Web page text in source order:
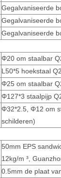
Gegalvaniseerde
Gegalvaniseerde
Gegalvaniseerde
Φ20 om staalbar
L50*5 hoekstaal
Φ25 om staalbar
Φ127*3 staalpijp
Φ32*2.5, Φ12 om
schilderen)
50mm EPS
12kg/m ³,
0.5mm de plaat